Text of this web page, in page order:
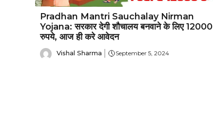
Pradhan Mantri Sauchalay Nirman
Yojana: सरकार देगी शौचालय बनवाने के लिए 12000
रुपये, आज ही करे आवेदन
Vishal Sharma September 5, 2024